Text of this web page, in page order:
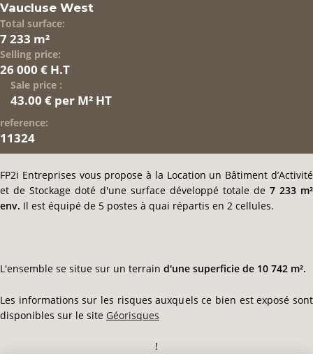
Vaucluse West
Total surface:
7 233 m²
Selling price:
26 000 € H.T
Sale price :
43.00 € per M² HT
reference:
11324
FP2i Entreprises vous propose à la Location un Bâtiment d’Activité
et de Stockage doté d'une surface développé totale de 7 233 m²
env. Il est équipé de 5 postes à quai répartis en 2 cellules.
L'ensemble se situe sur un terrain d'une superficie de 10 742 m².
Les informations sur les risques auxquels ce bien est exposé sont
disponibles sur le site Géorisques
!